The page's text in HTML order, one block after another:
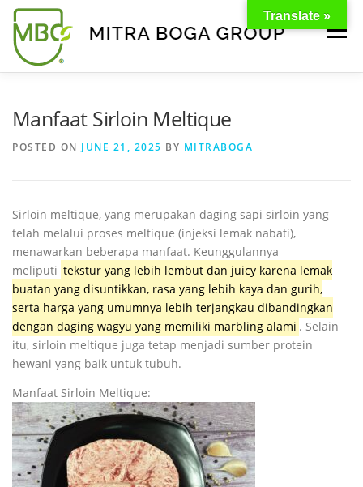
Menu
Manfaat Sirloin Meltique
POSTED ON JUNE 21, 2025 BY MITRABOGA
Sirloin meltique, yang merupakan daging sapi sirloin yang
telah melalui proses meltique (injeksi lemak nabati),
menawarkan beberapa manfaat. Keunggulannya
meliputi tekstur yang lebih lembut dan juicy karena lemak
buatan yang disuntikkan, rasa yang lebih kaya dan gurih,
serta harga yang umumnya lebih terjangkau dibandingkan
dengan daging wagyu yang memiliki marbling alami . Selain
itu, sirloin meltique juga tetap menjadi sumber protein
hewani yang baik untuk tubuh.
Manfaat Sirloin Meltique:
Translate »